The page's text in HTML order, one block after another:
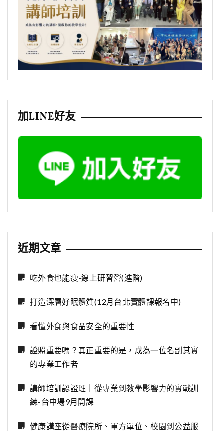
加LINE好友
近期文章
吃外食也能瘦-線上研習營(進階)
打造深層好眠體質(12月台北實體課報名中)
看懂外食與食品安全的重要性
證照重要嗎？真正重要的是，成為一位名副其實
的專業工作者
講師培訓認證班｜從專業到教學影響力的實戰訓
練-台中場9月開課
健康講座從醫療院所、軍方單位、校園到公益服